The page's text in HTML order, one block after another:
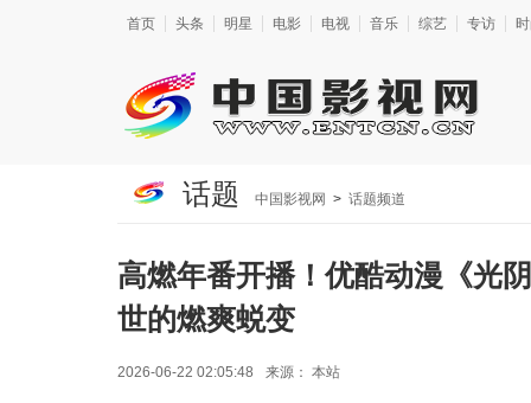
首页 头条 明星 电影 电视 音乐 综艺 专访
话题 中国影视网 > 话题频道
高燃年番开播！优酷动漫《光
世的燃爽蜕变
2026-06-22 02:05:48 来源： 本站